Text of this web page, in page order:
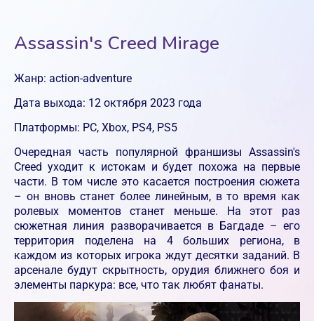
Assassin's Creed Mirage
Жанр: action-adventure
Дата выхода: 12 октября 2023 года
Платформы: PC, Xbox, PS4, PS5
Очередная часть популярной франшизы Assassin's
Creed уходит к истокам и будет похожа на первые
части. В том числе это касается построения сюжета
– он вновь станет более линейным, в то время как
ролевых моментов станет меньше. На этот раз
сюжетная линия разворачивается в Багдаде – его
территория поделена на 4 больших региона, в
каждом из которых игрока ждут десятки заданий. В
арсенале будут скрытность, орудия ближнего боя и
элементы паркура: все, что так любят фанаты.